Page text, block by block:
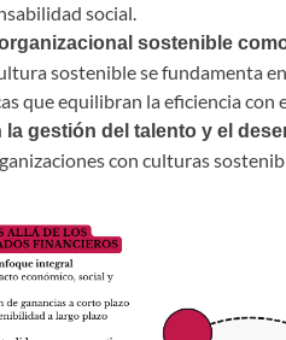
social.
sostenible
sostenible se fundamenta
que equilibran la eficiencia con
la gestión del talento y el
con culturas